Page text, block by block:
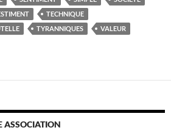
TECHNIQUE
TYRANNIQUES
VALEUR
ASSOCIATION